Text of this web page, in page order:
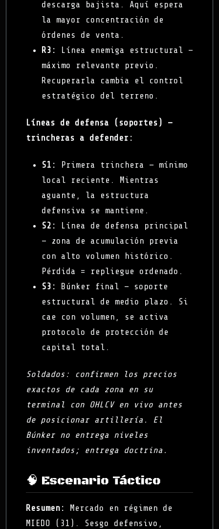
descarga bajista. Aquí espera
la mayor concentración de
órdenes de venta.
R3:
Línea enemiga estructural —
máximo relevante previo.
Recuperarla cambia el control
estratégico del terreno.
Líneas de defensa (soportes) —
trincheras a defender:
S1:
Primera trinchera — mínimo
local reciente. Mientras
aguante, la estructura
defensiva se mantiene.
S2:
Línea de defensa principal
— zona de acumulación previa
con alto volumen histórico.
Pérdida = repliegue ordenado.
S3:
Búnker final — soporte
estructural de medio plazo. Si
cae con volumen, se activa
protocolo de protección de
capital total.
Soldados: confirmen los precios
exactos de cada zona en su
terminal con OHLCV en vivo antes
de posicionar artillería. El
Búnker no entrega niveles
inventados; entrega doctrina.
🧠 Escenario Táctico
Resumen:
Mercado en régimen de
MIEDO (31). Sesgo defensivo,